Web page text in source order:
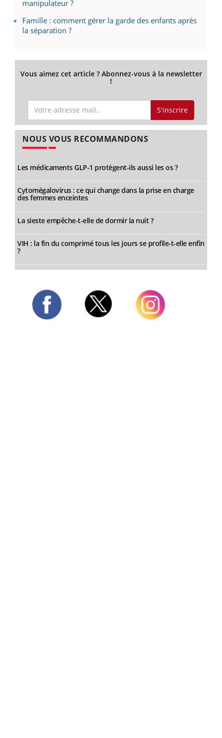
manipulateur ?
Famille : comment gérer la garde des enfants après
la séparation ?
Vous aimez cet article ? Abonnez-vous à la newsletter
!
S'inscrire
NOUS VOUS RECOMMANDONS
Les médicaments GLP-1 protègent-ils aussi les os ?
Cytomégalovirus : ce qui change dans la prise en charge
des femmes enceintes
La sieste empêche-t-elle de dormir la nuit ?
VIH : la fin du comprimé tous les jours se profile-t-elle enfin
?